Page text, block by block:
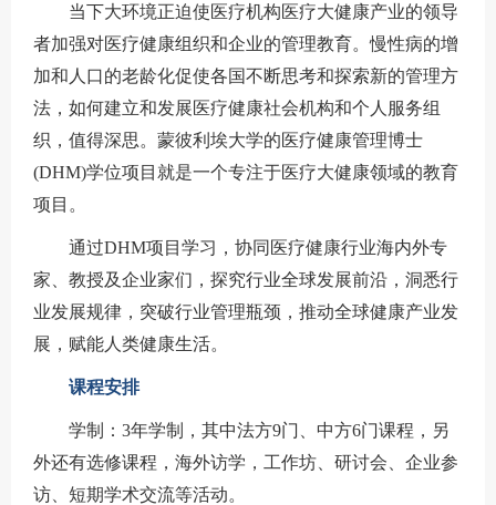
当下大环境正迫使医疗机构医疗大健康产业的领导
者加强对医疗健康组织和企业的管理教育。慢性病的增
加和人口的老龄化促使各国不断思考和探索新的管理方
法，如何建立和发展医疗健康社会机构和个人服务组
织，值得深思。蒙彼利埃大学的医疗健康管理博士
(DHM)学位项目就是一个专注于医疗大健康领域的教育
项目。
通过DHM项目学习，协同医疗健康行业海内外专
家、教授及企业家们，探究行业全球发展前沿，洞悉行
业发展规律，突破行业管理瓶颈，推动全球健康产业发
展，赋能人类健康生活。
课程安排
学制：3年学制，其中法方9门、中方6门课程，另
外还有选修课程，海外访学，工作坊、研讨会、企业参
访、短期学术交流等活动。